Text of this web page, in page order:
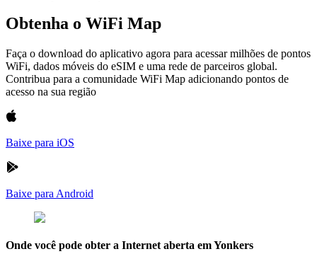
Obtenha o WiFi Map
Faça o download do aplicativo agora para acessar milhões de pontos
WiFi, dados móveis do eSIM e uma rede de parceiros global.
Contribua para a comunidade WiFi Map adicionando pontos de
acesso na sua região
Baixe para iOS
Baixe para Android
Onde você pode obter a Internet aberta em Yonkers